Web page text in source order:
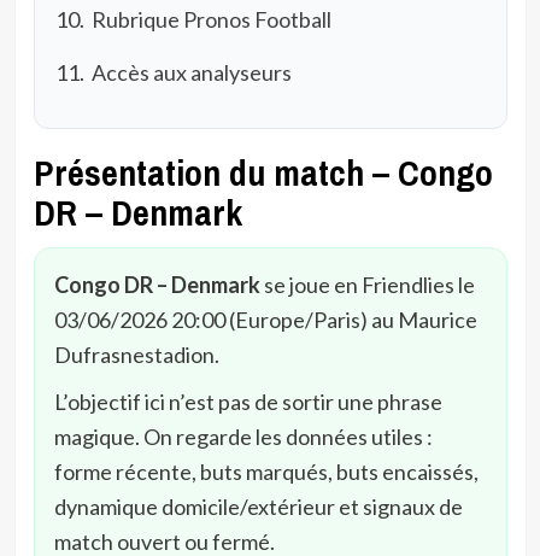
Rubrique Pronos Football
Accès aux analyseurs
Présentation du match – Congo
DR – Denmark
Congo DR – Denmarkse joue en Friendlies le
03/06/2026 20:00 (Europe/Paris) au Maurice
Dufrasnestadion.
L’objectif ici n’est pas de sortir une phrase
magique. On regarde les données utiles :
forme récente, buts marqués, buts encaissés,
dynamique domicile/extérieur et signaux de
match ouvert ou fermé.